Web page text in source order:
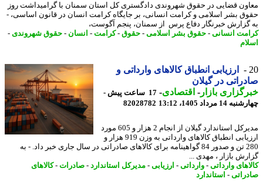
قضایی در حقوق شهروندی دادگستری کل استان سمنان با گرامیداشت روز
بشر اسلامی و کرامت انسانی، بر جایگاه کرامت انسان در قانون اساسی، -
خبرنگار دفاع پرس از سمنان، پنجم آگوست،
انسانی-حقوق بشر اسلامی-حقوق-کرامت -انسان-حقوق شهروندی-
ارزیابی انطباق کالاهای وارداتی و
در گیلان
بازار- اقتصادی-
17 ساعت پیش -
مرداد 1405، 13:12
82028782
مدیرکل استاندارد گیلان از انجام 2 هزار و 605 مورد
ارزیابی انطباق کالاهای وارداتی به وزن 919 هزار و
280 تن و صدور 84 گواهینامه برای کالاهای صادراتی در سال جاری خبر داد. - به
بازار ، مهدی ...
وارداتی-وارداتی-ارزیابی -مدیرکل استاندارد- صادرات- کالاهای
-استاندارد